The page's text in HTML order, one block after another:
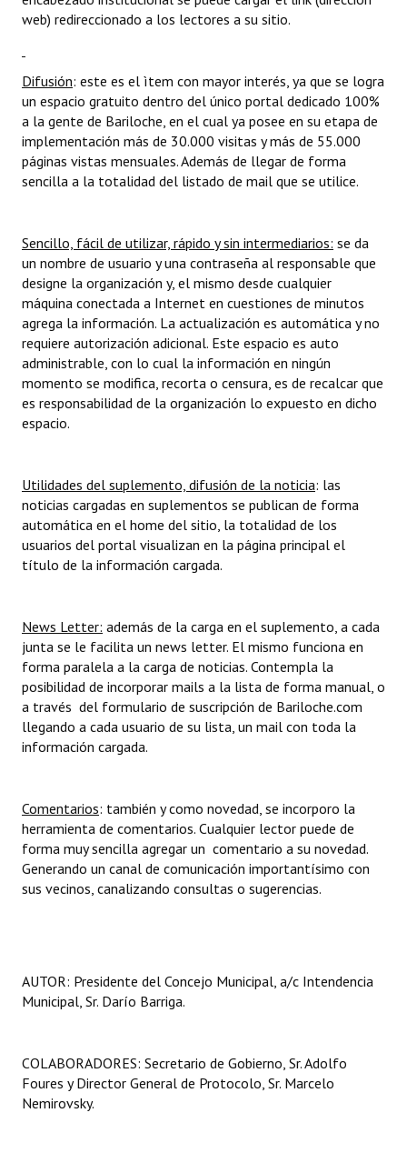
web) redireccionado a los lectores a su sitio.
Difusión: este es el ìtem con mayor interés, ya que se logra
un espacio gratuito dentro del único portal dedicado 100%
a la gente de Bariloche, en el cual ya posee en su etapa de
implementación más de 30.000 visitas y más de 55.000
páginas vistas mensuales. Además de llegar de forma
sencilla a la totalidad del listado de mail que se utilice.
Sencillo, fácil de utilizar, rápido y sin intermediarios: se da
un nombre de usuario y una contraseña al responsable que
designe la organización y, el mismo desde cualquier
máquina conectada a Internet en cuestiones de minutos
agrega la información. La actualización es automática y no
requiere autorización adicional. Este espacio es auto
administrable, con lo cual la información en ningún
momento se modifica, recorta o censura, es de recalcar que
es responsabilidad de la organización lo expuesto en dicho
espacio.
Utilidades del suplemento, difusión de la noticia: las
noticias cargadas en suplementos se publican de forma
automática en el home del sitio, la totalidad de los
usuarios del portal visualizan en la página principal el
título de la información cargada.
News Letter: además de la carga en el suplemento, a cada
junta se le facilita un news letter. El mismo funciona en
forma paralela a la carga de noticias. Contempla la
posibilidad de incorporar mails a la lista de forma manual, o
a través del formulario de suscripción de Bariloche.com
llegando a cada usuario de su lista, un mail con toda la
información cargada.
Comentarios: también y como novedad, se incorporo la
herramienta de comentarios. Cualquier lector puede de
forma muy sencilla agregar un comentario a su novedad.
Generando un canal de comunicación importantísimo con
sus vecinos, canalizando consultas o sugerencias.
AUTOR: Presidente del Concejo Municipal, a/c Intendencia
Municipal, Sr. Darío Barriga.
COLABORADORES: Secretario de Gobierno, Sr. Adolfo
Foures y Director General de Protocolo, Sr. Marcelo
Nemirovsky.